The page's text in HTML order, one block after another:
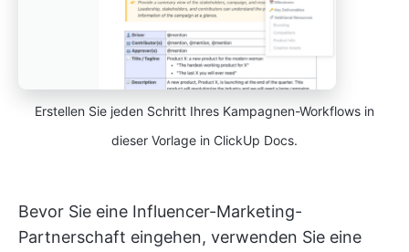
Erstellen Sie jeden Schritt Ihres Kampagnen-Workflows in
dieser Vorlage in ClickUp Docs.
Bevor Sie eine Influencer-Marketing-
Partnerschaft eingehen, verwenden Sie eine